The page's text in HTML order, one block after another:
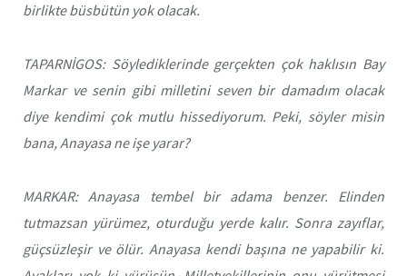
birlikte büsbütün yok olacak.
TAPARNİGOS: Söylediklerinde gerçekten çok haklısın Bay
Markar ve senin gibi milletini seven bir damadım olacak
diye kendimi çok mutlu hissediyorum. Peki, söyler misin
bana, Anayasa ne işe yarar?
MARKAR: Anayasa tembel bir adama benzer. Elinden
tutmazsan yürümez, oturduğu yerde kalır. Sonra zayıflar,
güçsüzleşir ve ölür. Anayasa kendi başına ne yapabilir ki.